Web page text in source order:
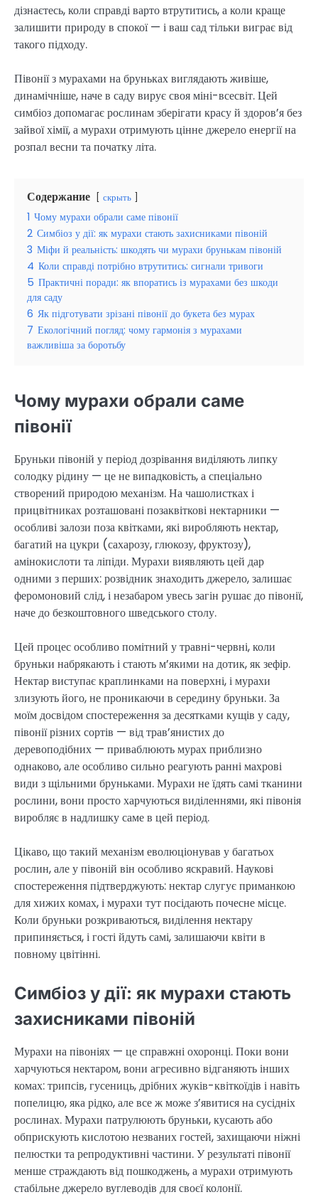
дізнаєтесь, коли справді варто втрутитись, а коли краще
залишити природу в спокої — і ваш сад тільки виграє від
такого підходу.
Півонії з мурахами на бруньках виглядають живіше,
динамічніше, наче в саду вирує своя міні-всесвіт. Цей
симбіоз допомагає рослинам зберігати красу й здоров’я без
зайвої хімії, а мурахи отримують цінне джерело енергії на
розпал весни та початку літа.
Содержание скрыть
1 Чому мурахи обрали саме півонії
2 Симбіоз у дії: як мурахи стають захисниками півоній
3 Міфи й реальність: шкодять чи мурахи брунькам півоній
4 Коли справді потрібно втрутитись: сигнали тривоги
5 Практичні поради: як впоратись із мурахами без шкоди
для саду
6 Як підготувати зрізані півонії до букета без мурах
7 Екологічний погляд: чому гармонія з мурахами
важливіша за боротьбу
Чому мурахи обрали саме
півонії
Бруньки півоній у період дозрівання виділяють липку
солодку рідину — це не випадковість, а спеціально
створений природою механізм. На чашолистках і
прицвітниках розташовані позаквіткові нектарники —
особливі залози поза квітками, які виробляють нектар,
багатий на цукри (сахарозу, глюкозу, фруктозу),
амінокислоти та ліпіди. Мурахи виявляють цей дар
одними з перших: розвідник знаходить джерело, залишає
феромоновий слід, і незабаром увесь загін рушає до півонії,
наче до безкоштовного шведського столу.
Цей процес особливо помітний у травні-червні, коли
бруньки набрякають і стають м’якими на дотик, як зефір.
Нектар виступає краплинками на поверхні, і мурахи
злизують його, не проникаючи в середину бруньки. За
моїм досвідом спостереження за десятками кущів у саду,
півонії різних сортів — від трав’янистих до
деревоподібних — приваблюють мурах приблизно
однаково, але особливо сильно реагують ранні махрові
види з щільними бруньками. Мурахи не їдять самі тканини
рослини, вони просто харчуються виділеннями, які півонія
виробляє в надлишку саме в цей період.
Цікаво, що такий механізм еволюціонував у багатьох
рослин, але у півоній він особливо яскравий. Наукові
спостереження підтверджують: нектар слугує приманкою
для хижих комах, і мурахи тут посідають почесне місце.
Коли бруньки розкриваються, виділення нектару
припиняється, і гості йдуть самі, залишаючи квіти в
повному цвітінні.
Симбіоз у дії: як мурахи стають
захисниками півоній
Мурахи на півоніях — це справжні охоронці. Поки вони
харчуються нектаром, вони агресивно відганяють інших
комах: трипсів, гусениць, дрібних жуків-квіткоїдів і навіть
попелицю, яка рідко, але все ж може з’явитися на сусідніх
рослинах. Мурахи патрулюють бруньки, кусають або
обприскують кислотою незваних гостей, захищаючи ніжні
пелюстки та репродуктивні частини. У результаті півонії
менше страждають від пошкоджень, а мурахи отримують
стабільне джерело вуглеводів для своєї колонії.